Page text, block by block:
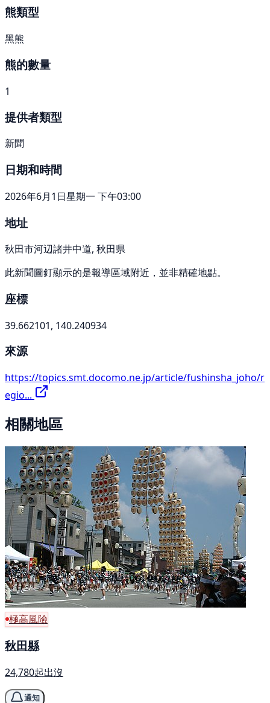
熊類型
黑熊
熊的數量
1
提供者類型
新聞
日期和時間
2026年6月1日星期一 下午03:00
地址
秋田市河辺諸井中道, 秋田県
此新聞圖釘顯示的是報導區域附近，並非精確地點。
座標
39.662101, 140.240934
來源
https://topics.smt.docomo.ne.jp/article/fushinsha_joho/r
egio...
相關地區
極高風險
秋田縣
24,780起出沒
通知